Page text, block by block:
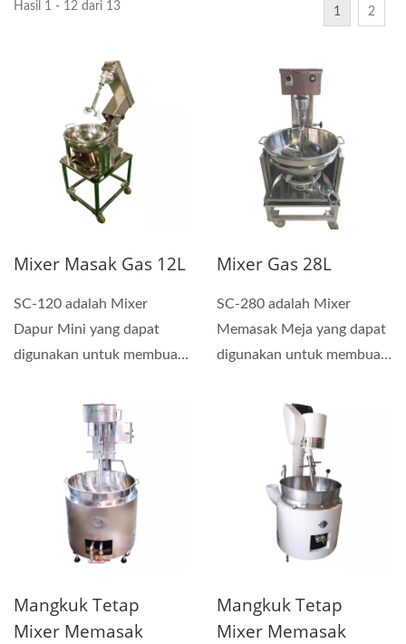
Hasil 1 - 12 dari 13 1 2
Mixer Masak Gas 12L
SC-120 adalah Mixer
Dapur Mini yang dapat
digunakan untuk membuat
Mixer Gas 28L
SC-280 adalah Mixer
Memasak Meja yang dapat
digunakan untuk membuat
Mangkuk Tetap
Mixer Memasak
Mangkuk Tetap
Mixer Memasak